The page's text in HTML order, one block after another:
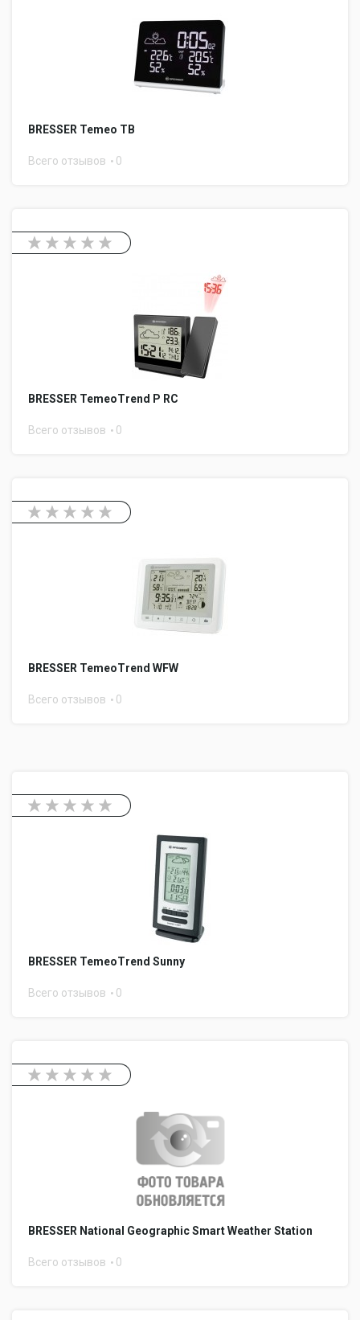
BRESSER Temeo TB
Всего отзывов 0
BRESSER TemeoTrend P RC
Всего отзывов 0
BRESSER TemeoTrend WFW
Всего отзывов 0
BRESSER TemeoTrend Sunny
Всего отзывов 0
BRESSER National Geographic Smart Weather Station
Всего отзывов 0